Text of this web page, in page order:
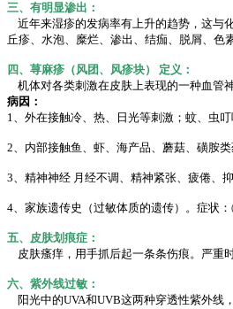
三、有明显渗出：
近年来湿疹的发病率有上升的趋势，这与
丘疹、水泡、糜烂、渗出、结痂、脱屑、色
四、荨麻疹（风团、风疹块） 定义：
机体对各类刺激在皮肤上表现的一种血管
病因：
1、外在接触冷、热、日光等刺激；蚊、虫
2、内部接触鱼、虾、海产品、蘑菇、磺胺
3、精神神经 月经不调、精神紧张、疲倦、抑
4、家族遗传史（过敏体质的遗传）。症状
五、皮肤划痕症：
皮肤瘙痒，用手抓后起一条条伤痕。严重
六、紫外线过敏：
阳光中的UVA和UVB这两种穿透性紫外线